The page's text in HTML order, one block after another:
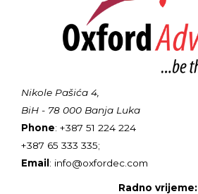
Nikole Pašića 4,
BiH - 78 000 Banja Luka
Phone: +387 51 224 224
+387 65 333 335;
Email: info@oxfordec.com
Radno vrijeme: